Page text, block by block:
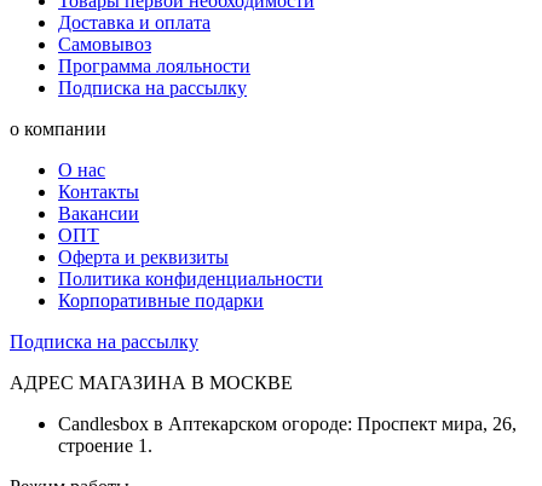
Доставка и оплата
Самовывоз
Программа лояльности
Подписка на рассылку
о компании
О нас
Контакты
Вакансии
ОПТ
Оферта и реквизиты
Политика конфиденциальности
Корпоративные подарки
Подписка на рассылку
АДРЕС МАГАЗИНА В МОСКВЕ
Candlesbox в Аптекарском огороде: Проспект мира, 26,
строение 1.